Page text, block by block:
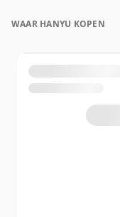
WAAR HANYU KOPEN